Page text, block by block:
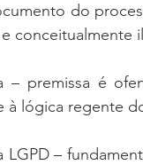
do
conceitualmente
– premissa é
à lógica regente
–